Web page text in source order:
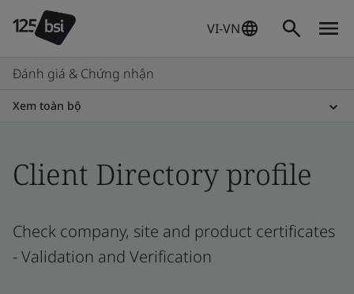
VI-VN
Đánh giá & Chứng nhận
Xem toàn bộ
Client Directory profile
Check company, site and product certificates
- Validation and Verification